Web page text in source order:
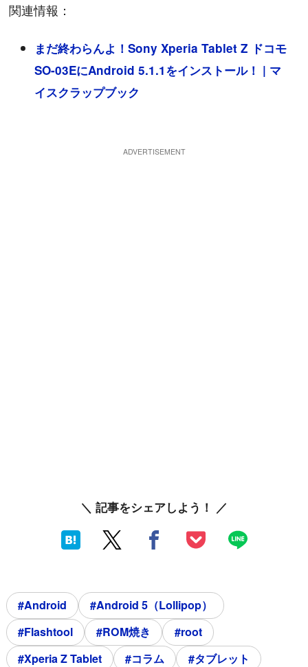
関連情報：
まだ終わらんよ！Sony Xperia Tablet Z ドコモ
SO-03EにAndroid 5.1.1をインストール！ | マ
イスクラップブック
＼ 記事をシェアしよう！ ／
#Android
#Android 5（Lollipop）
#Flashtool
#ROM焼き
#root
#Xperia Z Tablet
#コラム
#タブレット